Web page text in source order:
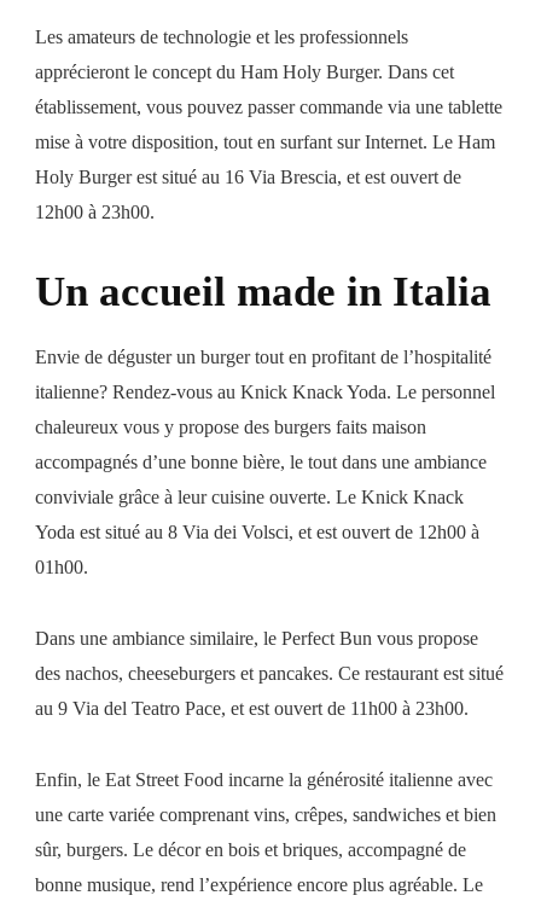
Les amateurs de technologie et les professionnels
apprécieront le concept du Ham Holy Burger. Dans cet
établissement, vous pouvez passer commande via une tablette
mise à votre disposition, tout en surfant sur Internet. Le Ham
Holy Burger est situé au 16 Via Brescia, et est ouvert de
12h00 à 23h00.
Un accueil made in Italia
Envie de déguster un burger tout en profitant de l’hospitalité
italienne? Rendez-vous au Knick Knack Yoda. Le personnel
chaleureux vous y propose des burgers faits maison
accompagnés d’une bonne bière, le tout dans une ambiance
conviviale grâce à leur cuisine ouverte. Le Knick Knack
Yoda est situé au 8 Via dei Volsci, et est ouvert de 12h00 à
01h00.
Dans une ambiance similaire, le Perfect Bun vous propose
des nachos, cheeseburgers et pancakes. Ce restaurant est situé
au 9 Via del Teatro Pace, et est ouvert de 11h00 à 23h00.
Enfin, le Eat Street Food incarne la générosité italienne avec
une carte variée comprenant vins, crêpes, sandwiches et bien
sûr, burgers. Le décor en bois et briques, accompagné de
bonne musique, rend l’expérience encore plus agréable. Le